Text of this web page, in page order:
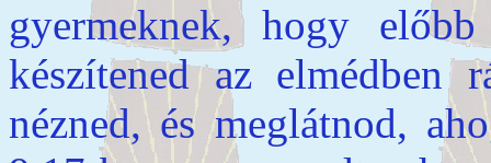
gyermeknek, hogy
készítened az
nézned, és meglátnod,